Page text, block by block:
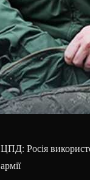
ЦПД: Росія
армії